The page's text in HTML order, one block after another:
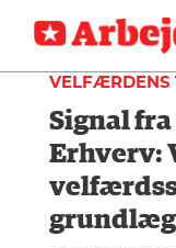
SEKTIONER
MENER
FAGLIGT
ABONNER
LOG IND
Signal
Erhverv: